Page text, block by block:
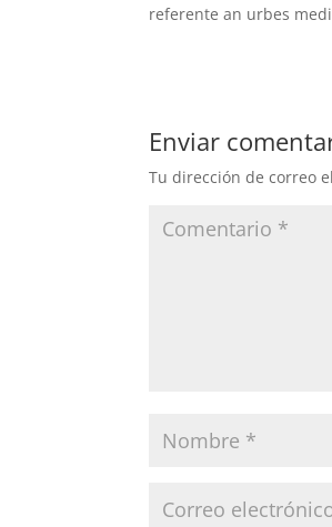
referente an urbes
Enviar
Tu dirección de correo